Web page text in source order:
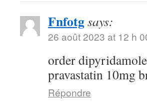
Fnfotgsays:
26 août 2023 at 12 h
order
pravastatin 10mg
Répondre